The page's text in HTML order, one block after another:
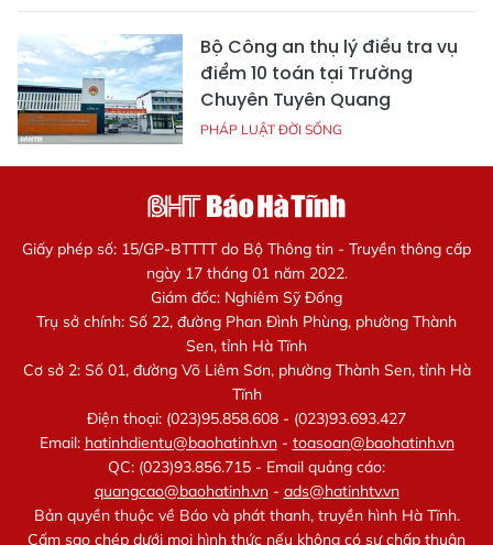
Bộ Công an thụ lý điều tra vụ
điểm 10 toán tại Trường
Chuyên Tuyên Quang
PHÁP LUẬT ĐỜI SỐNG
Giấy phép số: 15/GP-BTTTT do Bộ Thông tin - Truyền thông cấp
ngày 17 tháng 01 năm 2022.
Giám đốc: Nghiêm Sỹ Đống
Trụ sở chính: Số 22, đường Phan Đình Phùng, phường Thành
Sen, tỉnh Hà Tĩnh
Cơ sở 2: Số 01, đường Võ Liêm Sơn, phường Thành Sen, tỉnh Hà
Tĩnh
Điện thoại: (023)95.858.608 - (023)93.693.427
Email: hatinhdientu@baohatinh.vn- toasoan@baohatinh.vn
QC: (023)93.856.715 - Email quảng cáo:
quangcao@baohatinh.vn- ads@hatinhtv.vn
Bản quyền thuộc về Báo và phát thanh, truyền hình Hà Tĩnh.
Cấm sao chép dưới mọi hình thức nếu không có sự chấp thuận